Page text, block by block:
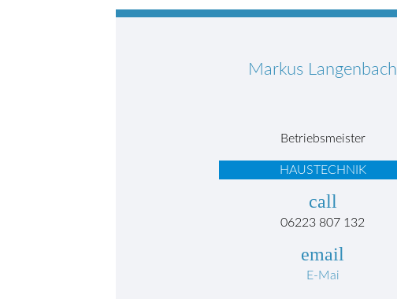
Markus Langenbach
Betriebsmeister
HAUSTECHNIK
call
06223 807 132
email
E-Mai